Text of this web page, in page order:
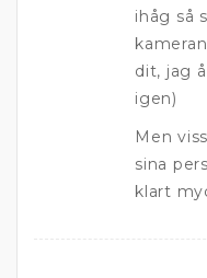
ihåg så
dit, jag
igen)
Men
sina
klart